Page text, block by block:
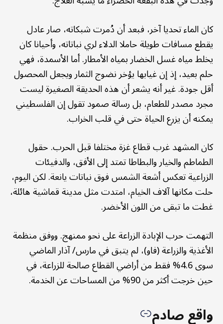
كان الماء تحديا آخر، فبعد أن دُمرت شبكاته، صار عادل
يقطع مسافات طويلة حاملا الدلاء لري نباتاته، وأحيانا كان
يخلط مياه غسل الخضار بمياه الأمطار. أما الأسمدة، فهي
حلم بعيد، إذ إن غيابها يؤخر نضوج الثمار ويجعل المحصول
أقل جودة. غير أنه يشعر أن هذه الحديقة الصغيرة ليست
مجرد مصدر للطعام، بل رسالة صمود تقول إن الفلسطيني
يمكنه أن يزرع الحياة حتى في قلب الخراب.
كان المشهد غرب قطاع غزة مختلفا قبل الحرب. حقول
الطماطم والخيار والبطاطا تمتد إلى الأفق، والدفيئات
الزراعية تعكس أشعة الشمس فوق نباتات يانعة. لكن اليوم،
حلت مكانها آلاف الخيام، امتدت مثل مدينة قماشية هائلة،
غطت ما تبقى من اللون الأخضر.
التهمت حرب الإبادة الزراعة على نحو ممنهج. ووفق منظمة
الأغذية والزراعة (فاو)، لم يتبق في مارس/ آذار الماضي
سوى 4.6% فقط من أراضي القطاع صالحة للزراعة، في
حين خرجت أكثر من 90% من المساحات عن الخدمة.
واقع صادم